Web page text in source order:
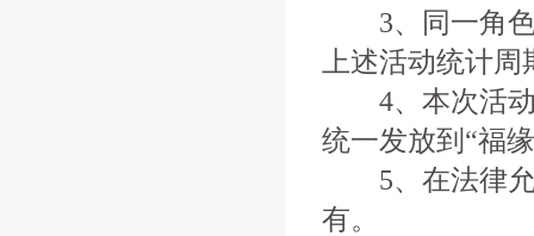
3、同一角色
上述活动统计
4、本次活动
统一发放到“福
5、在法律允
有。